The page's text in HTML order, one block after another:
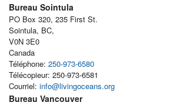
Bureau Sointula
PO Box 320, 235 First St.
Sointula, BC,
V0N 3E0
Canada
Téléphone: 250-973-6580
Télécopieur: 250-973-6581
Courriel: info@livingoceans.org
Bureau Vancouver